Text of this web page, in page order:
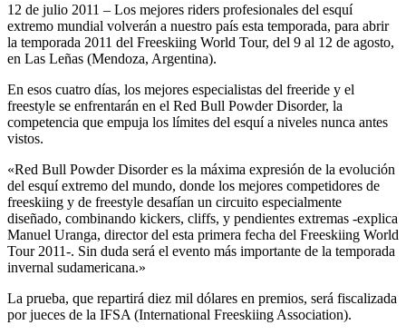
12 de julio 2011 – Los mejores riders profesionales del esquí
extremo mundial volverán a nuestro país esta temporada, para abrir
la temporada 2011 del Freeskiing World Tour, del 9 al 12 de agosto,
en Las Leñas (Mendoza, Argentina).
En esos cuatro días, los mejores especialistas del freeride y el
freestyle se enfrentarán en el Red Bull Powder Disorder, la
competencia que empuja los límites del esquí a niveles nunca antes
vistos.
«Red Bull Powder Disorder es la máxima expresión de la evolución
del esquí extremo del mundo, donde los mejores competidores de
freeskiing y de freestyle desafían un circuito especialmente
diseñado, combinando kickers, cliffs, y pendientes extremas -explica
Manuel Uranga, director del esta primera fecha del Freeskiing World
Tour 2011-. Sin duda será el evento más importante de la temporada
invernal sudamericana.»
La prueba, que repartirá diez mil dólares en premios, será fiscalizada
por jueces de la IFSA (International Freeskiing Association).